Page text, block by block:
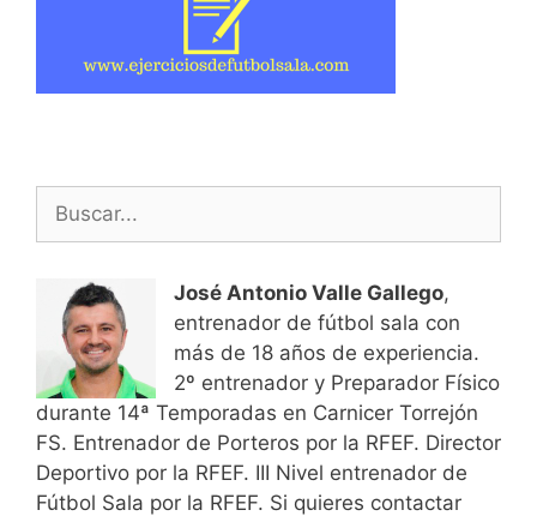
Buscar:
José Antonio Valle Gallego,
entrenador de fútbol sala con
más de 18 años de experiencia.
2º entrenador y Preparador Físico
durante 14ª Temporadas en Carnicer Torrejón
FS. Entrenador de Porteros por la RFEF. Director
Deportivo por la RFEF. III Nivel entrenador de
Fútbol Sala por la RFEF. Si quieres contactar